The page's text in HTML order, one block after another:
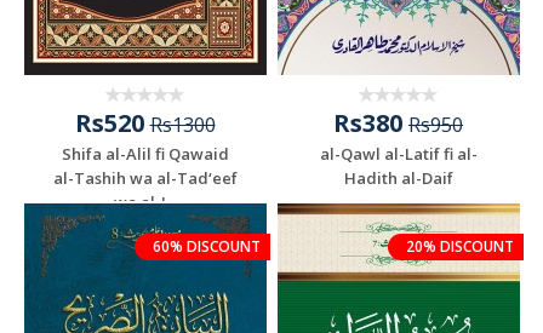
Rs520Rs1300
Shifa al-Alil fi Qawaid
al-Tashih wa al-Tad‘eef
wa al-J...
Rs380 Rs950
al-Qawl al-Latif fi al-
Hadith al-Daif
60% DISCOUNT 20% DISCOUNT